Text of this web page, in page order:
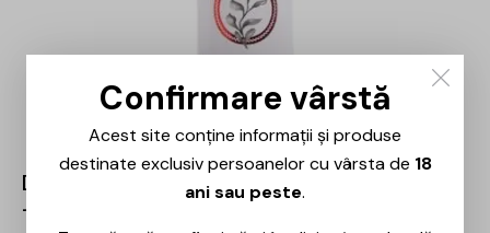
Domeniile Panciu – Riserva Băbească Neagră
– 0.75L
Confirmare vârstă
Acest site conține informații și produse
destinate exclusiv persoanelor cu vârsta de 18
ani sau peste.